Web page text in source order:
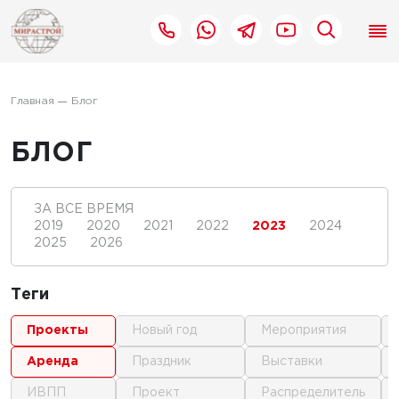
Главная Блог
БЛОГ
ЗА ВСЕ ВРЕМЯ
2019
2020 2021 2022 2023
2024
2025
2026
Теги
проекты
аренда
ИВПП
новый год
праздник
проект
мероприятия
выставки
распределитель